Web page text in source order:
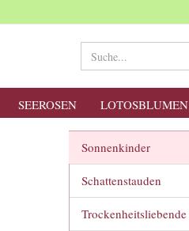
SEEROSEN LOTOSBLUMEN
Sonnenkinder
Schattenstauden
Trockenheitsliebende